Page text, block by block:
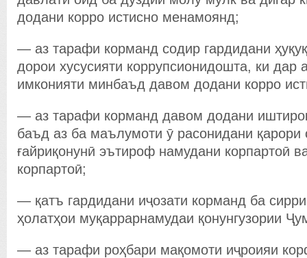
додани корро истисно менамоянд;
— аз тарафи корманд содир гардидани
дорои хусусияти коррупсионидошта, ки дар
имконияти минбаъд давом додани корро
— аз тарафи корманд давом додани
баъд аз ба маълумоти ӯ расонидани қарори
ғайриқонунӣ эътироф намудани корпартоӣ
корпартоӣ;
— қатъ гардидани иҷозати корманд ба
ҳолатҳои муқаррарнамудаи қонунгузории
— аз тарафи роҳбари мақомоти иҷроияи